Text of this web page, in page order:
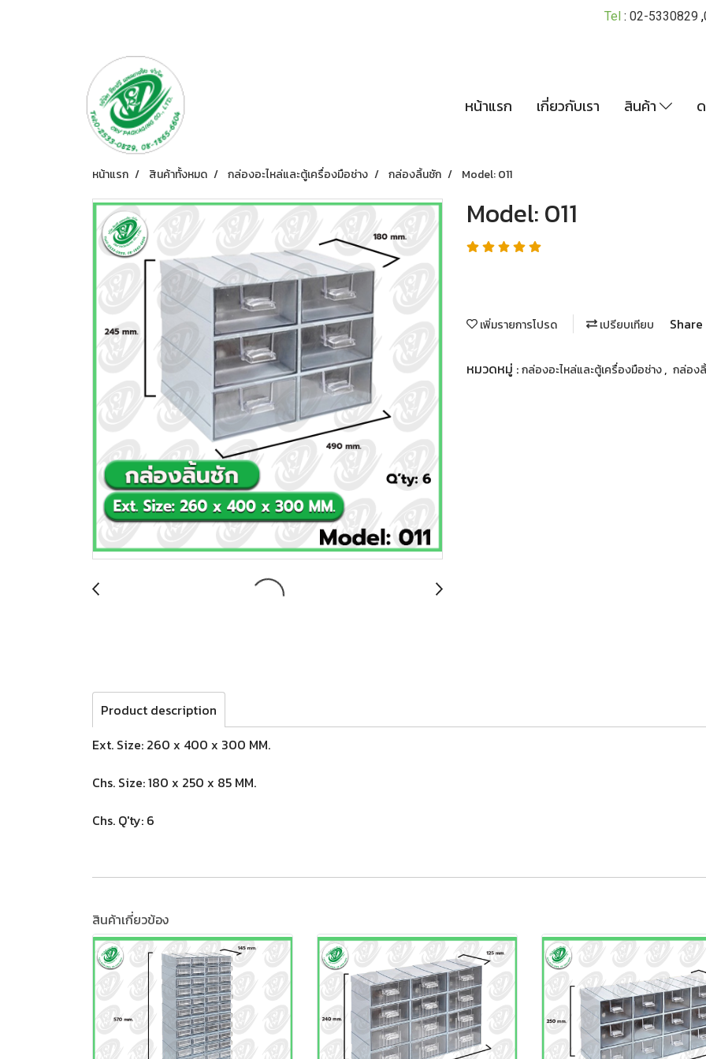
Tel : 02-5330829 ,
หน้าแรก เกี่ยวกับเรา สินค้า
หน้าแรก สินค้าทั้งหมด กล่องอะไหล่และตู้เครื่องมือช่าง กล่องลิ้นชัก Model: 011
Model: 011
เพิ่มรายการโปรด เปรียบเทียบ Share
หมวดหมู่ :กล่องอะไหล่และตู้เครื่องมือช่าง, กล่อง
Product description
Ext. Size: 260 x 400 x 300 MM.
Chs. Size: 180 x 250 x 85 MM.
Chs. Q'ty: 6
สินค้าเกี่ยวข้อง